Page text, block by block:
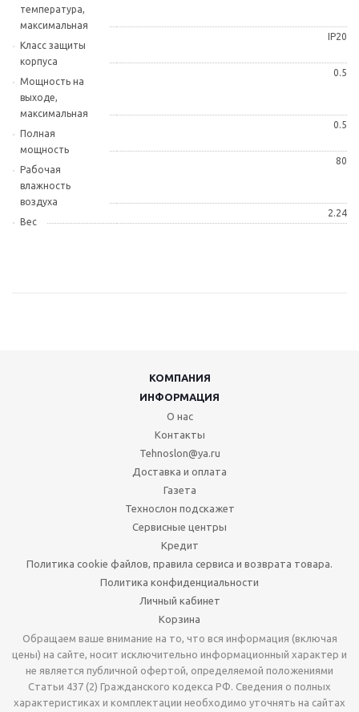
температура,
максимальная
Класс защиты
корпуса
IP20
Мощность на
выходе,
максимальная
0.5
Полная
мощность
0.5
Рабочая
влажность
воздуха
80
Вес
2.24
КОМПАНИЯ
ИНФОРМАЦИЯ
О нас
Контакты
Tehnoslon@ya.ru
Доставка и оплата
Газета
Технослон подскажет
Сервисные центры
Кредит
Политика cookie файлов, правила сервиса и возврата товара.
Политика конфиденциальности
Личный кабинет
Корзина
Обращаем ваше внимание на то, что вся информация (включая
цены) на сайте, носит исключительно информационный характер и
не является публичной офертой, определяемой положениями
Статьи 437 (2) Гражданского кодекса РФ. Сведения о полных
характеристиках и комплектации необходимо уточнять на сайтах